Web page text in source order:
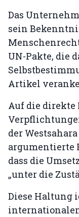
Das
sein
UN-Pakte, die
Artikel
Auf die direkte
der
argumentierte
dass die
„unter die
Diese Haltung